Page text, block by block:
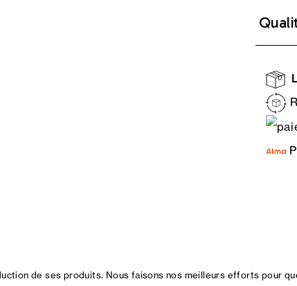
de ses produits. Nous faisons nos meilleurs efforts pour